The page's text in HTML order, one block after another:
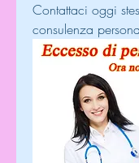
Contattaci oggi
consulenza